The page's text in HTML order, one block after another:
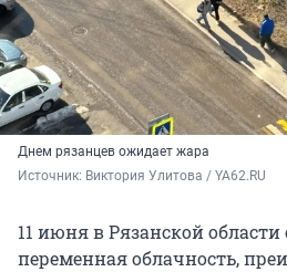
Днем рязанцев ожидает жара
Источник: Виктория Улитова / YA62.RU
11 июня в Рязанской
переменная облачность,